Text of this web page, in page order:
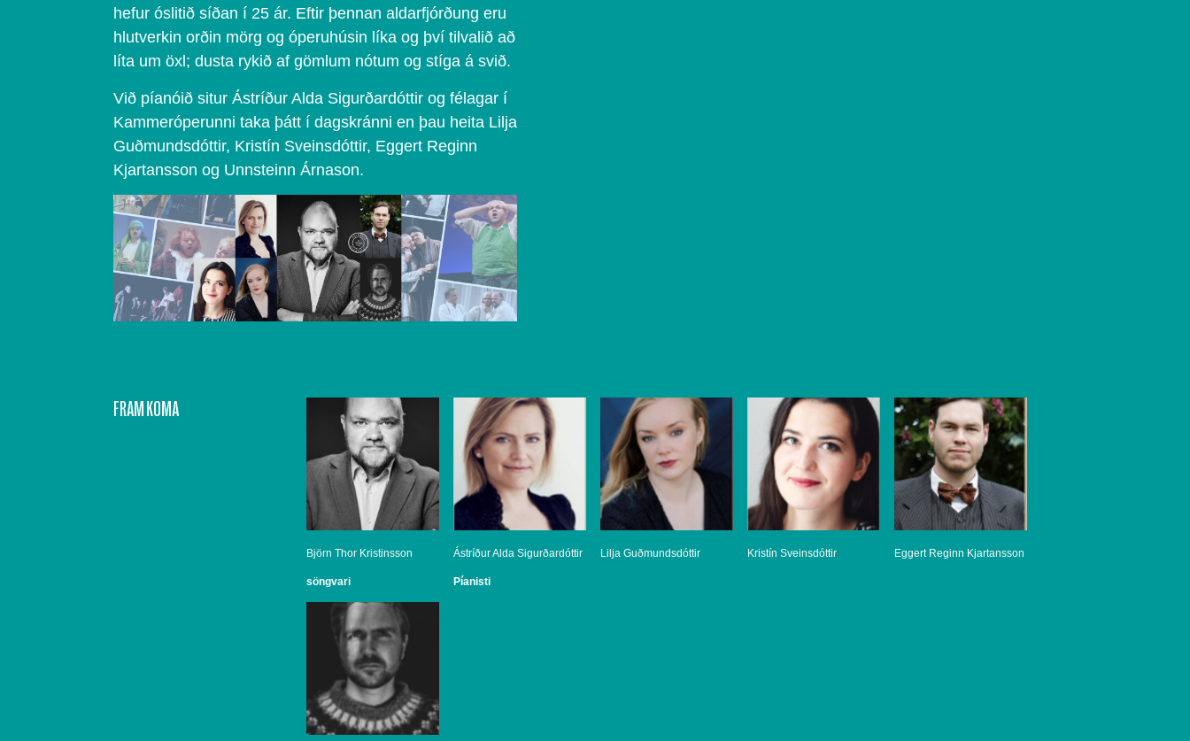
hefur óslitið síðan í 25 ár. Eftir þennan aldarfjórðung eru
hlutverkin orðin mörg og óperuhúsin líka og því tilvalið að
líta um öxl; dusta rykið af gömlum nótum og stíga á svið.
Við píanóið situr Ástríður Alda Sigurðardóttir og félagar í
Kammeróperunni taka þátt í dagskránni en þau heita Lilja
Guðmundsdóttir, Kristín Sveinsdóttir, Eggert Reginn
Kjartansson og Unnsteinn Árnason.
FRAM KOMA
Björn Thor Kristinsson
söngvari
Ástríður Alda Sigurðardóttir
Píanisti
Lilja Guðmundsdóttir Kristín Sveinsdóttir Eggert Reginn Kjartansson